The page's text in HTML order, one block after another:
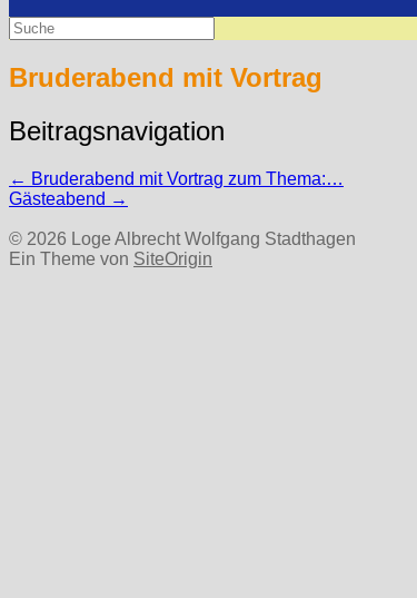
Suche
nach:
Bruderabend mit Vortrag
Beitragsnavigation
← Bruderabend mit Vortrag zum Thema:…
Gästeabend →
© 2026 Loge Albrecht Wolfgang Stadthagen
Ein Theme von SiteOrigin